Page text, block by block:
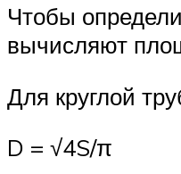
Чтобы
вычисляют
Для круглой
D = √4S/π